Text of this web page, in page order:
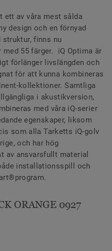
ett av våra mest sålda
design och en förnyad
finns nu
55 färger. iQ Optima är
förlänger livslängden och
för att kunna kombineras
kollektioner. Samtliga
i akustikversion,
med våra iQ-serier
egenskaper, liksom
som alla Tarketts iQ-golv
och har hög
av ansvarsfullt material
installationsspill och
ORANGE 0927